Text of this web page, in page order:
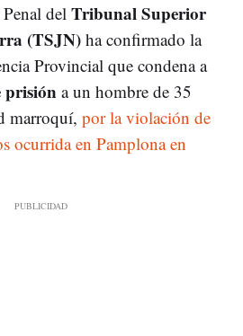
delTribunal Superior
(TSJN) ha confirmado la
Provincial que condena a
prisión a un hombre de 35
marroquí, por la violación de
ocurrida en Pamplona en